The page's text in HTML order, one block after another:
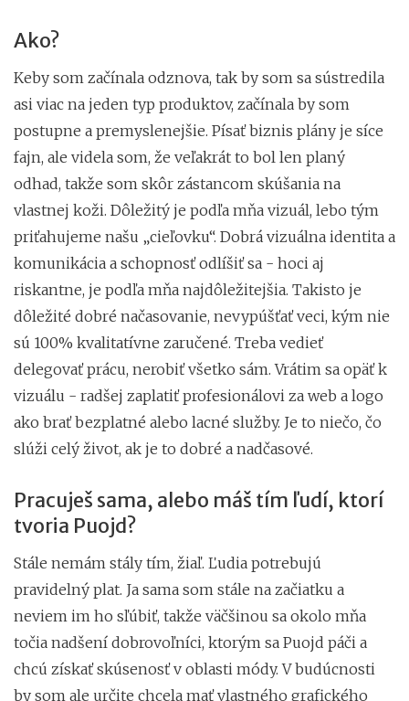
Ako?
Keby som začínala odznova, tak by som sa sústredila
asi viac na jeden typ produktov, začínala by som
postupne a premyslenejšie. Písať biznis plány je síce
fajn, ale videla som, že veľakrát to bol len planý
odhad, takže som skôr zástancom skúšania na
vlastnej koži. Dôležitý je podľa mňa vizuál, lebo tým
priťahujeme našu „cieľovku“. Dobrá vizuálna identita a
komunikácia a schopnosť odlíšiť sa - hoci aj
riskantne, je podľa mňa najdôležitejšia. Takisto je
dôležité dobré načasovanie, nevypúšťať veci, kým nie
sú 100% kvalitatívne zaručené. Treba vedieť
delegovať prácu, nerobiť všetko sám. Vrátim sa opäť k
vizuálu - radšej zaplatiť profesionálovi za web a logo
ako brať bezplatné alebo lacné služby. Je to niečo, čo
slúži celý život, ak je to dobré a nadčasové.
Pracuješ sama, alebo máš tím ľudí, ktorí
tvoria Puojd?
Stále nemám stály tím, žiaľ. Ľudia potrebujú
pravidelný plat. Ja sama som stále na začiatku a
neviem im ho sľúbiť, takže väčšinou sa okolo mňa
točia nadšení dobrovoľníci, ktorým sa Puojd páči a
chcú získať skúsenosť v oblasti módy. V budúcnosti
by som ale určite chcela mať vlastného grafického